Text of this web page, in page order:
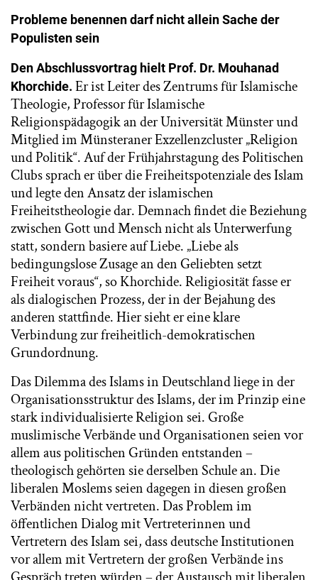
Probleme benennen darf nicht allein Sache der
Populisten sein
Den Abschlussvortrag hielt Prof. Dr. Mouhanad
Khorchide. Er ist Leiter des Zentrums für Islamische
Theologie, Professor für Islamische
Religionspädagogik an der Universität Münster und
Mitglied im Münsteraner Exzellenzcluster „Religion
und Politik“. Auf der Frühjahrstagung des Politischen
Clubs sprach er über die Freiheitspotenziale des Islam
und legte den Ansatz der islamischen
Freiheitstheologie dar. Demnach findet die Beziehung
zwischen Gott und Mensch nicht als Unterwerfung
statt, sondern basiere auf Liebe. „Liebe als
bedingungslose Zusage an den Geliebten setzt
Freiheit voraus“, so Khorchide. Religiosität fasse er
als dialogischen Prozess, der in der Bejahung des
anderen stattfinde. Hier sieht er eine klare
Verbindung zur freiheitlich-demokratischen
Grundordnung.
Das Dilemma des Islams in Deutschland liege in der
Organisationsstruktur des Islams, der im Prinzip eine
stark individualisierte Religion sei. Große
muslimische Verbände und Organisationen seien vor
allem aus politischen Gründen entstanden –
theologisch gehörten sie derselben Schule an. Die
liberalen Moslems seien dagegen in diesen großen
Verbänden nicht vertreten. Das Problem im
öffentlichen Dialog mit Vertreterinnen und
Vertretern des Islam sei, dass deutsche Institutionen
vor allem mit Vertretern der großen Verbände ins